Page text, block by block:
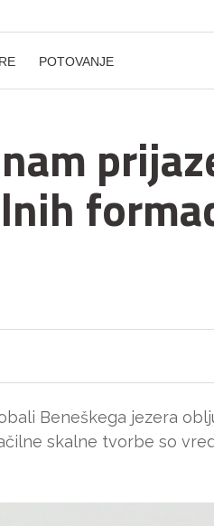
POTOVANJE
Beneškega jezera
skalne tvorbe so